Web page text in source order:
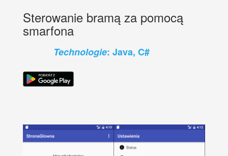
Sterowanie bramą za pomocą
smarfona
Technologie: Java, C#